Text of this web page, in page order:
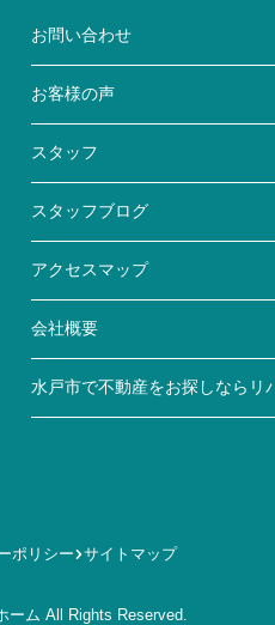
お問い合わせ
お客様の声
スタッフ
スタッフブログ
アクセスマップ
会社概要
水戸市で不動産をお探しなら
ポリシー サイトマップ
ーム All Rights Reserved.